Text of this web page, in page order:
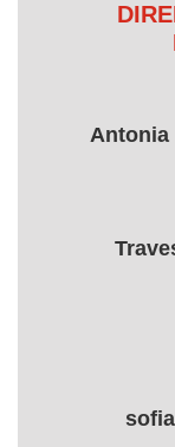
Antonia